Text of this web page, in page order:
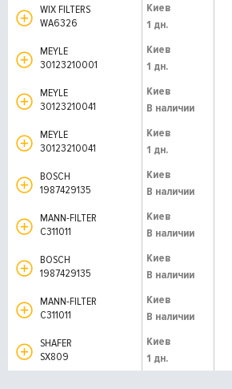
WIX FILTERS
WA6326
Киев
1 дн.
MEYLE
30123210001
Киев
1 дн.
MEYLE
30123210041
Киев
В наличии
MEYLE
30123210041
Киев
1 дн.
BOSCH
1987429135
Киев
В наличии
MANN-FILTER
C311011
Киев
В наличии
BOSCH
1987429135
Киев
В наличии
MANN-FILTER
C311011
Киев
В наличии
SHAFER
SX809
Киев
1 дн.